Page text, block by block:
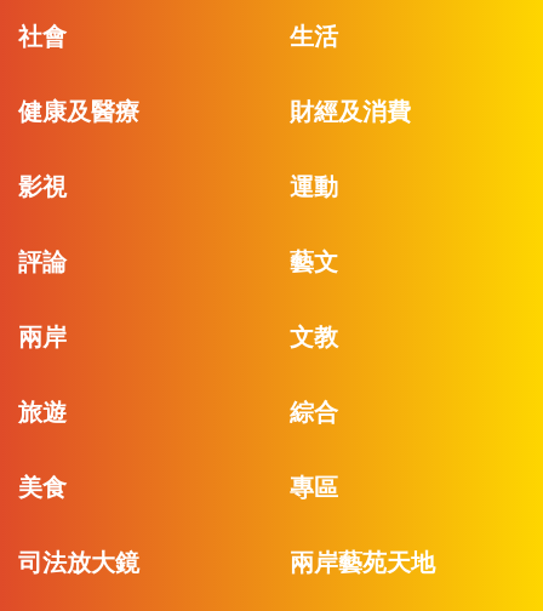
社會 生活
健康及醫療 財經及消費
影視 運動
評論 藝文
兩岸 文教
旅遊 綜合
美食 專區
司法放大鏡 兩岸藝苑天地